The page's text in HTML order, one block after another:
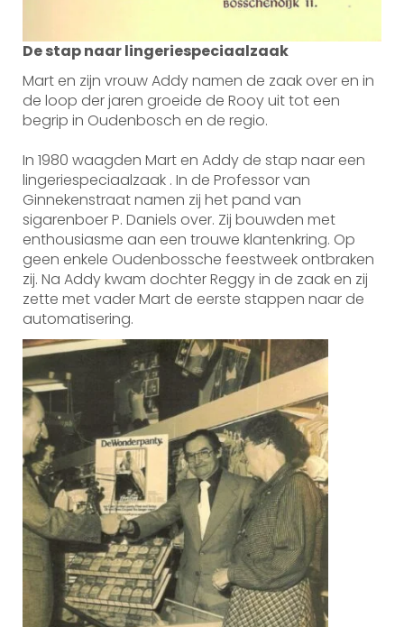
De stap naar lingeriespeciaalzaak
Mart en zijn vrouw Addy namen de zaak over en in
de loop der jaren groeide de Rooy uit tot een
begrip in Oudenbosch en de regio.
In 1980 waagden Mart en Addy de stap naar een
lingeriespeciaalzaak . In de Professor van
Ginnekenstraat namen zij het pand van
sigarenboer P. Daniels over. Zij bouwden met
enthousiasme aan een trouwe klantenkring. Op
geen enkele Oudenbossche feestweek ontbraken
zij. Na Addy kwam dochter Reggy in de zaak en zij
zette met vader Mart de eerste stappen naar de
automatisering.